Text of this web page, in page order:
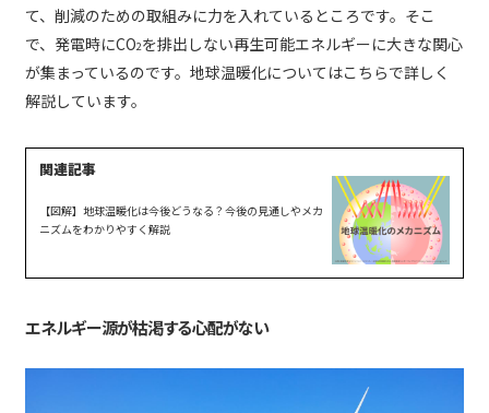
て、削減のための取組みに力を入れているところです。そこ
で、発電時にCO2を排出しない再生可能エネルギーに大きな関心
が集まっているのです。地球温暖化についてはこちらで詳しく
解説しています。
【図解】地球温暖化は今後どうなる？今後の見通しやメカ
ニズムをわかりやすく解説
エネルギー源が枯渇する心配がない